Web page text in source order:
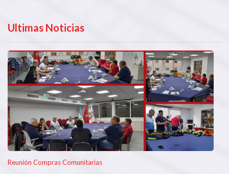
Ultimas Noticias
Reunión Compras Comunitarias